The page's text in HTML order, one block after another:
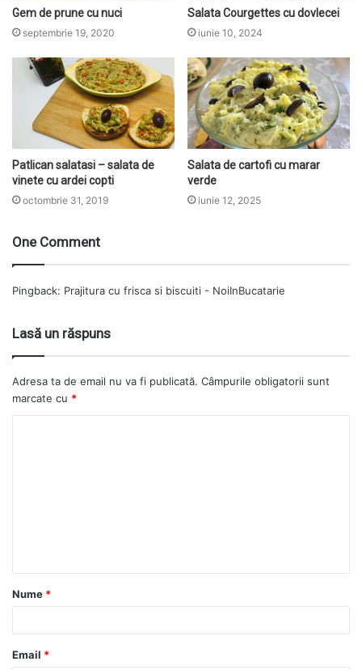
Gem de prune cu nuci
septembrie 19, 2020
Salata Courgettes cu dovlecei
iunie 10, 2024
Patlican salatasi – salata de
vinete cu ardei copti
octombrie 31, 2019
Salata de cartofi cu marar
verde
iunie 12, 2025
One Comment
Pingback: Prajitura cu frisca si biscuiti - NoiInBucatarie
Lasă un răspuns
Adresa ta de email nu va fi publicată. Câmpurile obligatorii sunt
marcate cu *
Nume *
Email *